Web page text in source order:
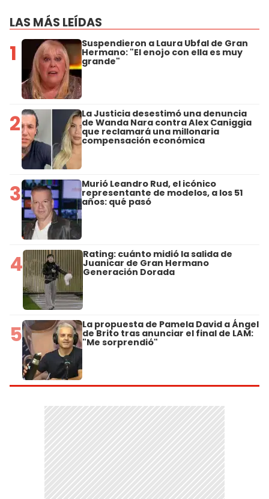
LAS MÁS LEÍDAS
1 Suspendieron a Laura Ubfal de Gran
Hermano: "El enojo con ella es muy
grande"
2 La Justicia desestimó una denuncia
de Wanda Nara contra Alex Caniggia
que reclamará una millonaria
compensación económica
3 Murió Leandro Rud, el icónico
representante de modelos, a los 51
años: qué pasó
4 Rating: cuánto midió la salida de
Juanicar de Gran Hermano
Generación Dorada
5 La propuesta de Pamela David a Ángel
de Brito tras anunciar el final de LAM:
"Me sorprendió"